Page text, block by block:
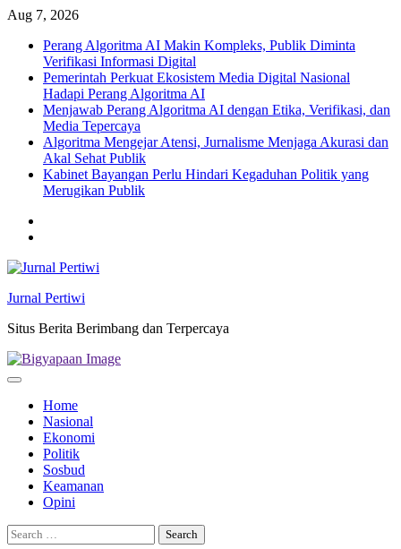
Skip
content
Aug 7, 2026
Perang Algoritma AI Makin Kompleks, Publik Diminta
Verifikasi Informasi Digital
Pemerintah Perkuat Ekosistem Media Digital Nasional
Hadapi Perang Algoritma AI
Menjawab Perang Algoritma AI dengan Etika, Verifikasi, dan
Media Tepercaya
Algoritma Mengejar Atensi, Jurnalisme Menjaga Akurasi dan
Akal Sehat Publik
Kabinet Bayangan Perlu Hindari Kegaduhan Politik yang
Merugikan Publik
Jurnal Pertiwi
Situs Berita Berimbang dan Terpercaya
Home
Nasional
Ekonomi
Politik
Sosbud
Keamanan
Opini
Search